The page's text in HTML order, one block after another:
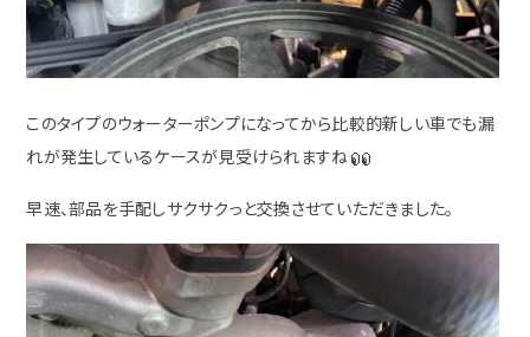
このタイプのウォーターポンプになってから比較的新しい車でも漏
れが発生しているケースが見受けられますね
早速、部品を手配しサクサクっと交換させていただきました。